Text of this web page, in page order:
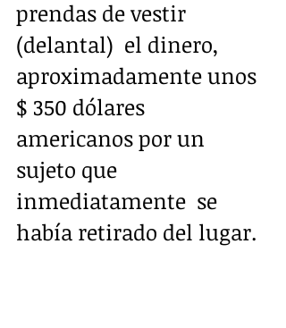
prendas de vestir
(delantal)  el dinero,
aproximadamente unos
$ 350 dólares
americanos por un
sujeto que
inmediatamente  se
había retirado del lugar.